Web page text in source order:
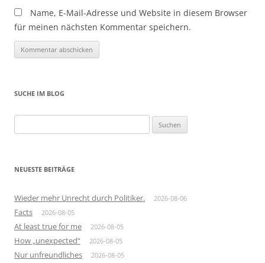
Name, E-Mail-Adresse und Website in diesem Browser
für meinen nächsten Kommentar speichern.
SUCHE IM BLOG
nach:
NEUESTE BEITRÄGE
Wieder mehr Unrecht durch Politiker. 2026-08-06
Facts 2026-08-05
At least true for me 2026-08-05
How „unexpected“ 2026-08-05
Nur unfreundliches 2026-08-05